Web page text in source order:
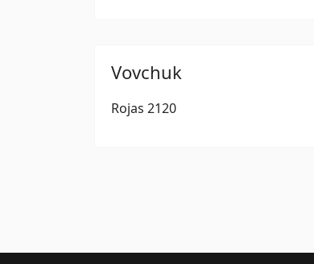
Vovchuk
Rojas 2120